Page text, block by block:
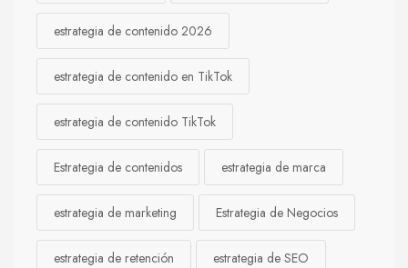
estrategia de contenido 2026
estrategia de contenido en TikTok
estrategia de contenido TikTok
Estrategia de contenidos estrategia de marca
estrategia de marketing Estrategia de Negocios
estrategia de retención estrategia de SEO